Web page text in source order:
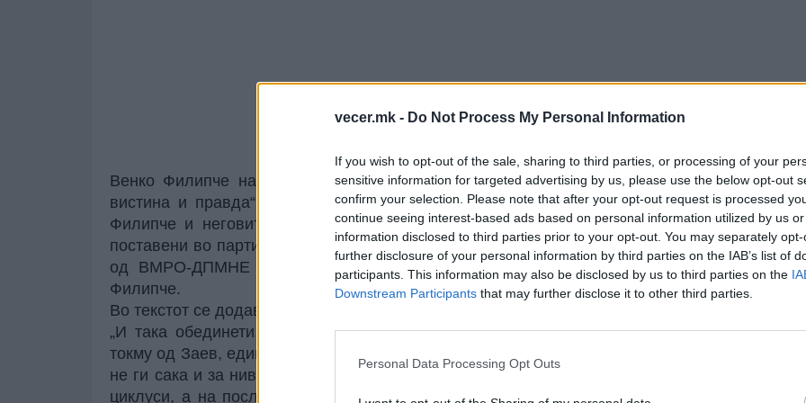
vecer.mk - Do Not Process My Personal Information
If you wish to opt-out of the sale, sharing to third parties, or processing of your
sensitive information for targeted advertising by us, please use the below opt-out
confirm your selection. Please note that after your opt-out request is processed
continue seeing interest-based ads based on personal information utilized by us
information disclosed to third parties prior to your opt-out. You may separately
further disclosure of your personal information by third parties on the IAB’s list of
participants. This information may also be disclosed by us to third parties on the
Downstream Participants that may further disclose it to other third parties.
Personal Data Processing Opt Outs
Венко Филипче на прес-конференција објави некаков си фронт и го нарекол „за
вистина и правда“. А, во таканаречениот фронт учесници се единствено, самиот
Филипче и неговите партиски другари, исто како него лојалисти на Зоран Заев,
поставени во партиското раководство на СДС токму од Заев, се вели во реакцијата
од ВМРО-ДПМНЕ на денешната прес-конференција на претседателот на СДСМ
Филипче.
Во текстот се додава:
„И така обединети, малкумината партиски другари останати и поставени во СДС
токму од Заев, единствено со отворени очи сонуваат власт, иако знаат дека народот
не ги сака и за нив не гласа. Тоа им го покажаа на четири последователни изборни
циклуси, а на последниот ги донесе до биолошкиот минимум од одвај 130 илјади